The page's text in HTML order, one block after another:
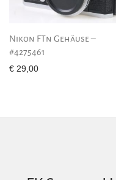
Nikon FTn Gehäuse –
#4275461
€ 29,00